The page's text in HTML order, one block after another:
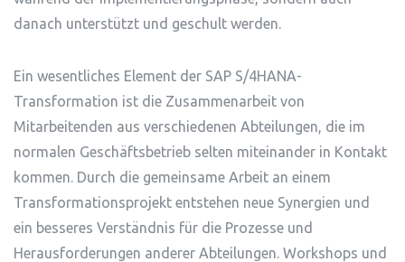
danach unterstützt und geschult werden.
Ein wesentliches Element der SAP S/4HANA-
Transformation ist die Zusammenarbeit von
Mitarbeitenden aus verschiedenen Abteilungen, die im
normalen Geschäftsbetrieb selten miteinander in Kontakt
kommen. Durch die gemeinsame Arbeit an einem
Transformationsprojekt entstehen neue Synergien und
ein besseres Verständnis für die Prozesse und
Herausforderungen anderer Abteilungen. Workshops und